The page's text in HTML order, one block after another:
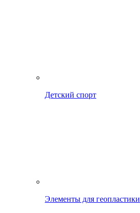
Детский спорт
Элементы для геопластики